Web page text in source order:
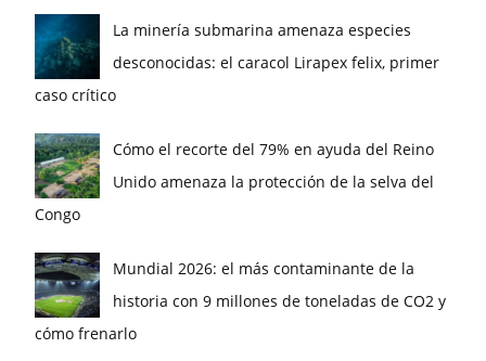
La minería submarina amenaza especies
desconocidas: el caracol Lirapex felix, primer
caso crítico
Cómo el recorte del 79% en ayuda del Reino
Unido amenaza la protección de la selva del
Congo
Mundial 2026: el más contaminante de la
historia con 9 millones de toneladas de CO2 y
cómo frenarlo